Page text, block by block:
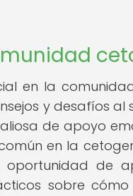
en la
y desafíos al
de apoyo
en la
de
sobre